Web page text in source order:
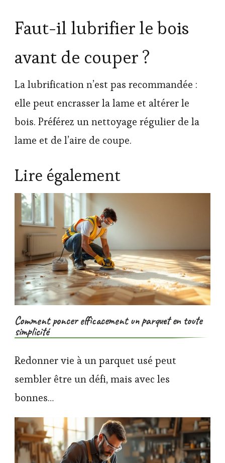
Faut-il lubrifier le bois
avant de couper ?
La lubrification n’est pas recommandée :
elle peut encrasser la lame et altérer le
bois. Préférez un nettoyage régulier de la
lame et de l’aire de coupe.
Lire également
Comment poncer efficacement un parquet en toute
simplicité
Redonner vie à un parquet usé peut
sembler être un défi, mais avec les
bonnes…